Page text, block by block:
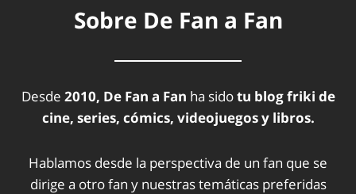
Sobre De Fan a Fan
Desde 2010, De Fan a Fan ha sidotu blog friki de
cine, series, cómics, videojuegos y libros.
Hablamos desde la perspectiva de un fan que se
dirige a otro fan y nuestras temáticas preferidas